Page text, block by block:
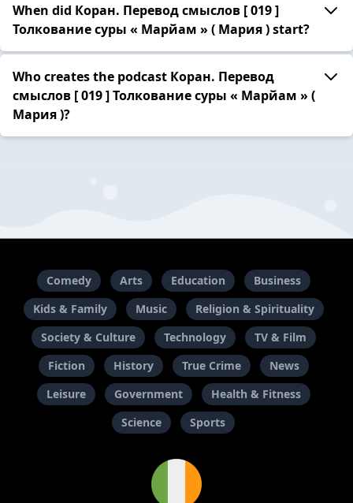
When did Коран. Перевод смыслов [ 019 ]
Толкование суры « Марйам » ( Мария ) start?
Who creates the podcast Коран. Перевод
смыслов [ 019 ] Толкование суры « Марйам » (
Мария )?
Comedy Arts Education
Business
Kids & Family
Music
Religion & Spirituality
Society & Culture
Technology
TV & Film
Fiction
History True Crime
News
Leisure
Government
Health & Fitness
Science
Sports